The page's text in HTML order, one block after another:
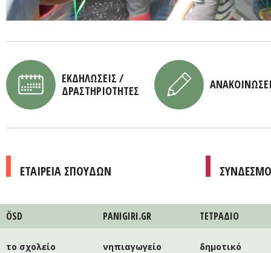
ΕΚΔΗΛΩΣΕΙΣ /
ΔΡΑΣΤΗΡΙΟΤΗΤΕΣ
ΕΤΑΙΡΕΙΑ ΣΠΟΥΔΩΝ
ÖSD PANIGIRI.GR ΤΕΤΡAΔΙΟ
το σχολείο νηπιαγωγείο δημοτικό